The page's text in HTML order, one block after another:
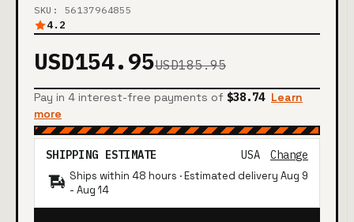
SKU: 56137964855
4.2
USD154.95USD185.95
Pay in 4 interest-free payments of $38.74 Learn
more
SHIPPING ESTIMATE USA Change
Ships within 48 hours · Estimated delivery Aug 9
- Aug 14